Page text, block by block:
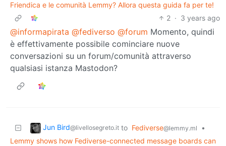
Friendica e le comunità Lemmy? Allora questa guida fa per te!
2 · 3 years ago
@informapirata @fediverso @forum Momento, quindi
è effettivamente possibile cominciare nuove
conversazioni su un forum/comunità attraverso
qualsiasi istanza Mastodon?
Jun Bird@livellosegreto.it to Fediverse@lemmy.ml
•
Lemmy shows how Fediverse-connected message boards can